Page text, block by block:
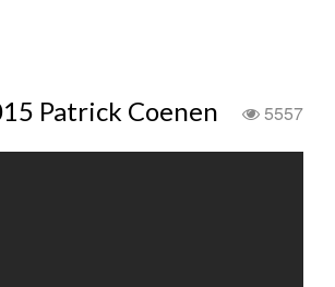
Patrick Coenen 5557